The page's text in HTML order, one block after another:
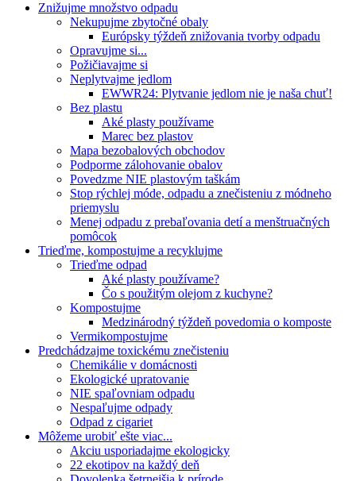
Znižujme množstvo odpadu
Nekupujme zbytočné obaly
Európsky týždeň znižovania tvorby odpadu
Opravujme si...
Požičiavajme si
Neplytvajme jedlom
EWWR24: Plytvanie jedlom nie je naša chuť!
Bez plastu
Aké plasty používame
Marec bez plastov
Mapa bezobalových obchodov
Podporme zálohovanie obalov
Povedzme NIE plastovým taškám
Stop rýchlej móde, odpadu a znečisteniu z módneho
priemyslu
Menej odpadu z prebaľovania detí a menštruačných
pomôcok
Trieďme, kompostujme a recyklujme
Trieďme odpad
Aké plasty používame?
Čo s použitým olejom z kuchyne?
Kompostujme
Medzinárodný týždeň povedomia o komposte
Vermikompostujme
Predchádzajme toxickému znečisteniu
Chemikálie v domácnosti
Ekologické upratovanie
NIE spaľovniam odpadu
Nespaľujme odpady
Odpad z cigariet
Môžeme urobiť ešte viac...
Akciu usporiadajme ekologicky
22 ekotipov na každý deň